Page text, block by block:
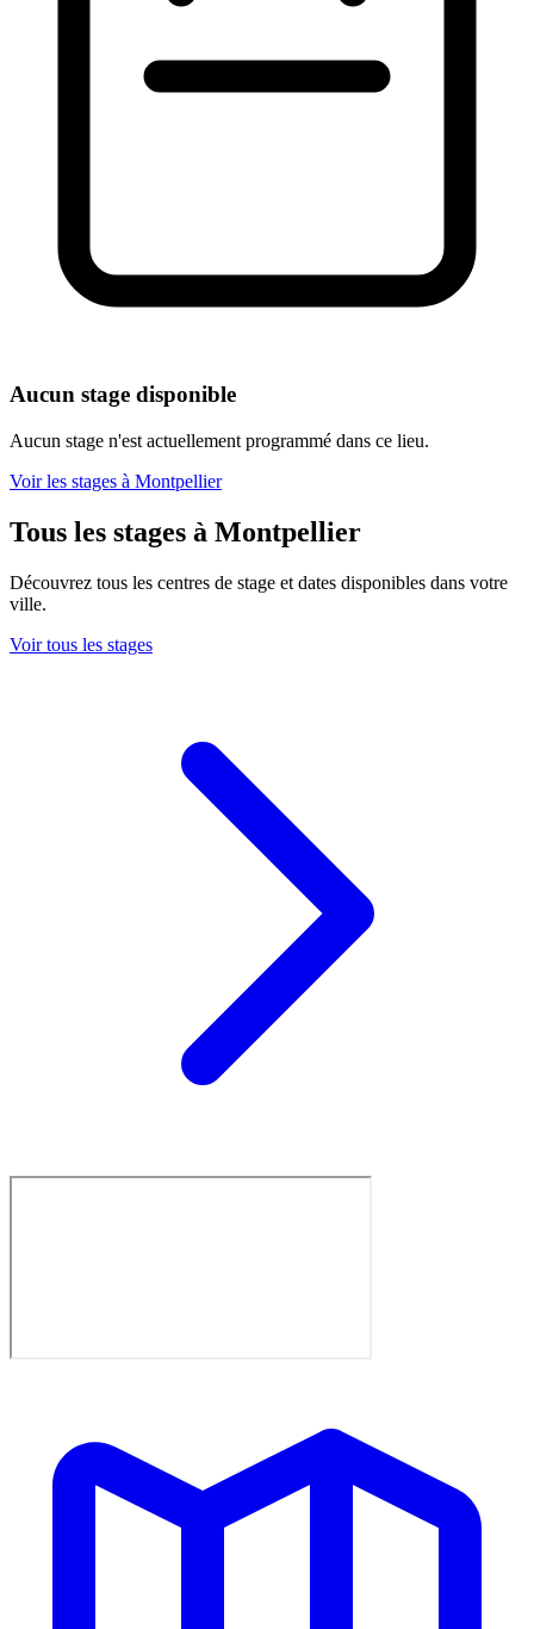
Aucun stage disponible
Aucun stage n'est actuellement programmé dans ce lieu.
Voir les stages à Montpellier
Tous les stages à Montpellier
Découvrez tous les centres de stage et dates disponibles dans votre
ville.
Voir tous les stages